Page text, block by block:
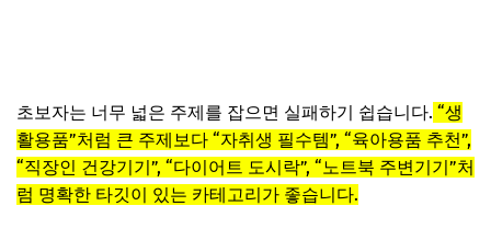
초보자는 너무 넓은 주제를 잡으면 실패하기 쉽습니다. “생
활용품”처럼 큰 주제보다 “자취생 필수템”, “육아용품 추천”,
“직장인 건강기기”, “다이어트 도시락”, “노트북 주변기기”처
럼 명확한 타깃이 있는 카테고리가 좋습니다.